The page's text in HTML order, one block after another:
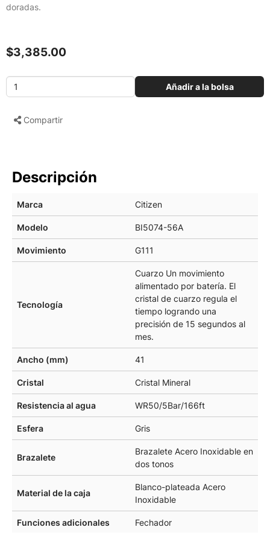
doradas.
$3,385.00
Añadir a la bolsa
Compartir
Descripción
Marca Citizen
Modelo BI5074-56A
Movimiento G111
Tecnología
Cuarzo Un movimiento
alimentado por batería. El
cristal de cuarzo regula el
tiempo logrando una
precisión de 15 segundos al
mes.
Ancho (mm) 41
Cristal Cristal Mineral
Resistencia al agua WR50/5Bar/166ft
Esfera Gris
Brazalete
Brazalete Acero Inoxidable en
dos tonos
Material de la caja
Blanco-plateada Acero
Inoxidable
Funciones adicionales Fechador